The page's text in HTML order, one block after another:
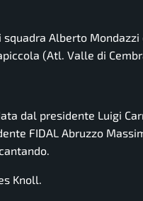
Alberto Mondazzi
(Atl. Valle di
dal presidente Luigi
FIDAL Abruzzo
Knoll.